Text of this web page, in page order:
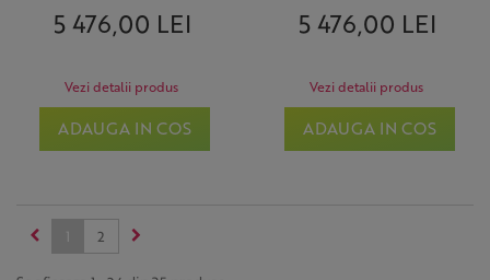
5 476,00 LEI
Vezi detalii produs
ADAUGA IN COS
5 476,00 LEI
Vezi detalii produs
ADAUGA IN COS
1 2